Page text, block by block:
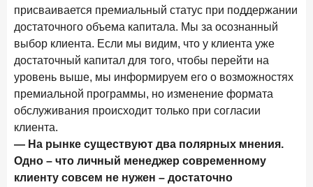
ПОДПИСАТЬСЯ
Я согласен с условиями обработки данных
присваивается премиальный статус при поддержании
достаточного объема капитала. Мы за осознанный
выбор клиента. Если мы видим, что у клиента уже
достаточный капитал для того, чтобы перейти на
уровень выше, мы информируем его о возможностях
премиальной программы, но изменение формата
обслуживания происходит только при согласии
клиента.
— На рынке существуют два полярных мнения.
Одно – что личный менеджер современному
клиенту совсем не нужен – достаточно